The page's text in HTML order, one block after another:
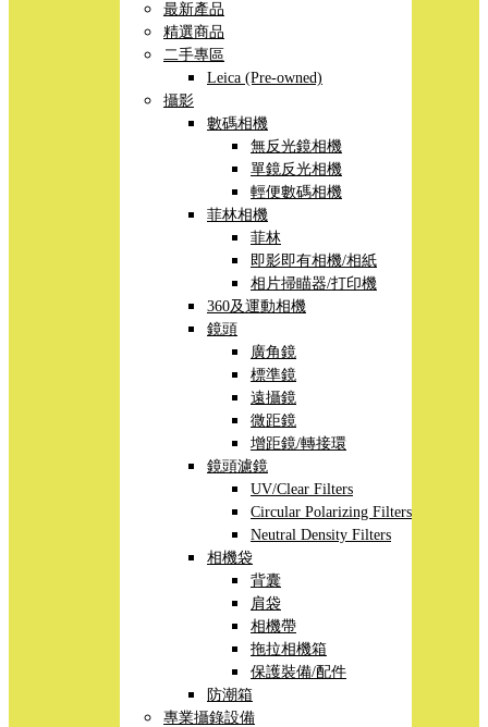
最新產品
精選商品
二手專區
Leica (Pre-owned)
攝影
數碼相機
無反光鏡相機
單鏡反光相機
輕便數碼相機
菲林相機
菲林
即影即有相機/相紙
相片掃瞄器/打印機
360及運動相機
鏡頭
廣角鏡
標準鏡
遠攝鏡
微距鏡
增距鏡/轉接環
鏡頭濾鏡
UV/Clear Filters
Circular Polarizing Filters
Neutral Density Filters
相機袋
背囊
肩袋
相機帶
拖拉相機箱
保護裝備/配件
防潮箱
專業攝錄設備